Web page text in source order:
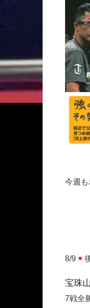
今週も
8/9
宝珠
7戦全